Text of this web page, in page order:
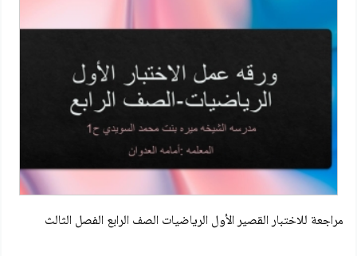
مراجعة للاختبار القصير الأول الرياضيات الصف الرابع الفصل الثالث